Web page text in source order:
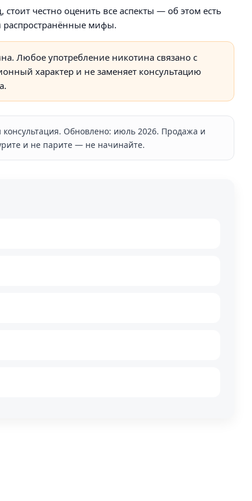
честно оценить все аспекты — об этом есть
распространённые мифы.
Любое употребление никотина связано с
характер и не заменяет консультацию
Обновлено: июль 2026. Продажа и
и не парите — не начинайте.